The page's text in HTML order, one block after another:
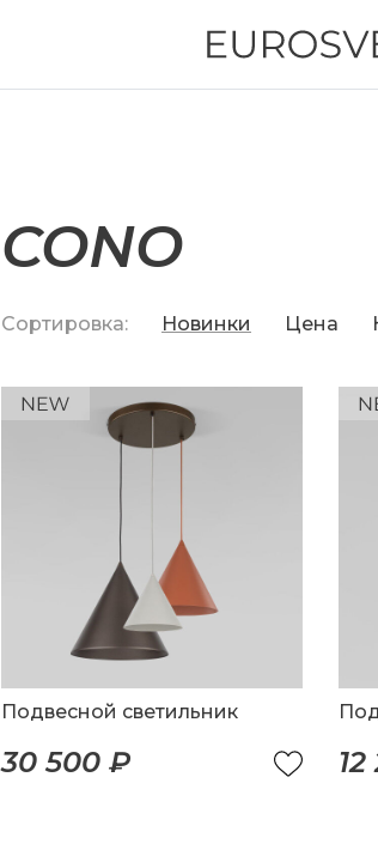
CONO
Сортировка: Новинки Цена
Подвесной светильник
30 500 ₽